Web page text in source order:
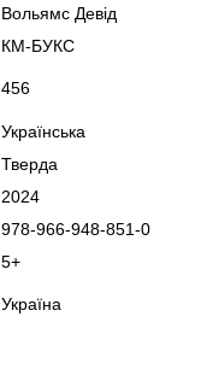
Вольямс Девід
КМ-БУКС
456
Українська
Тверда
2024
978-966-948-851-0
5+
Україна